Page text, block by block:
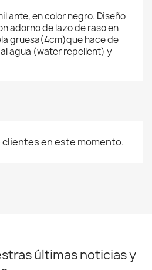
ante, en color negro. Diseño
adorno de lazo de raso en
gruesa(4cm)que hace de
agua (water repellent) y
clientes en este momento.
últimas noticias y